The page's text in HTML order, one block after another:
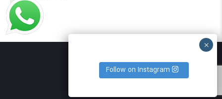
Follow on Instagram